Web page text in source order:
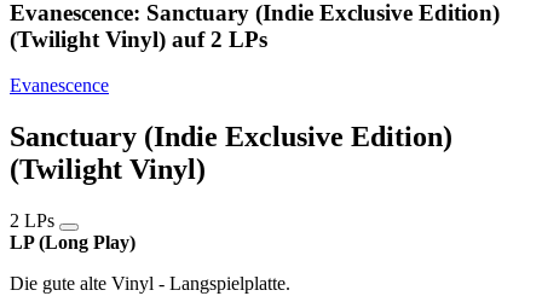
Evanescence: Sanctuary (Indie Exclusive Edition)
(Twilight Vinyl) auf 2 LPs
Evanescence
Sanctuary (Indie Exclusive Edition)
(Twilight Vinyl)
2 LPs
LP (Long Play)
Die gute alte Vinyl - Langspielplatte.